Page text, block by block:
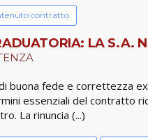
contratto
LA S.A.
buona fede e correttezza
essenziali del contratto
La rinuncia (...)